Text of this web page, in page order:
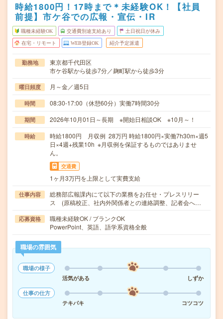
時給1800円！17時まで＊未経験OK！【社員
前提】市ケ谷での広報・宣伝・IR
職種未経験OK 交通費別途支給あり 土日祝日が休み
在宅・リモート WEB登録OK 紹介予定派遣
勤務地
東京都千代田区
市ケ谷駅から徒歩7分／麹町駅から徒歩3分
曜日頻度 月～金／週5日
時間 08:30-17:00（休憩60分）実働7時間30分
期間 2026年10月01日～長期 ※開始日相談OK ※10月～！
時給
時給1800円 月収例 28万円 時給1800円×実働7h30m×週5
日×4週+残業10h ※月収例を保証するものではありませ
ん。
交通費
1ヶ月3万円を上限として実費支給
仕事内容
総務部広報課内にて以下の業務をお任せ・プレスリリー
ス (原稿校正、社内外関係者との連絡調整、記者会へ…
応募資格
職種未経験OK / ブランクOK
PowerPoint、英語、語学系資格全般
職場の雰囲気
職場の様子
活気がある
しずか
仕事の仕方
テキパキ
コツコツ